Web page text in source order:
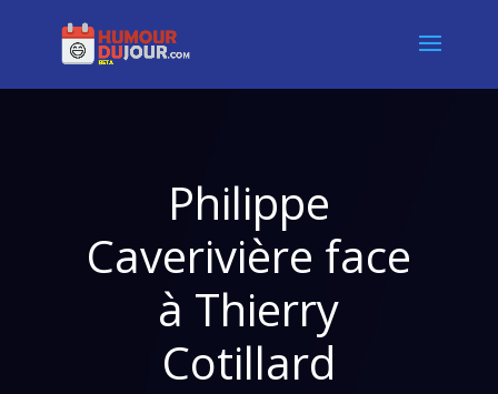
Philippe
Caverivière face
à Thierry
Cotillard